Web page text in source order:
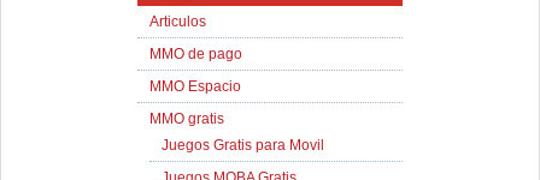
Articulos
MMO de pago
MMO Espacio
MMO gratis
Juegos Gratis para Movil